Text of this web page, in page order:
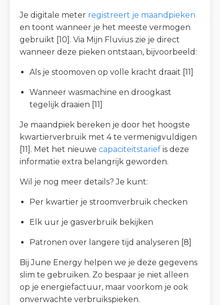
Je digitale meter registreert je maandpieken
en toont wanneer je het meeste vermogen
gebruikt [10]. Via Mijn Fluvius zie je direct
wanneer deze pieken ontstaan, bijvoorbeeld:
Als je stoomoven op volle kracht draait [11]
Wanneer wasmachine en droogkast
tegelijk draaien [11]
Je maandpiek bereken je door het hoogste
kwartierverbruik met 4 te vermenigvuldigen
[11]. Met het nieuwe capaciteitstarief is deze
informatie extra belangrijk geworden.
Wil je nog meer details? Je kunt:
Per kwartier je stroomverbruik checken
Elk uur je gasverbruik bekijken
Patronen over langere tijd analyseren [8]
Bij June Energy helpen we je deze gegevens
slim te gebruiken. Zo bespaar je niet alleen
op je energiefactuur, maar voorkom je ook
onverwachte verbruikspieken.